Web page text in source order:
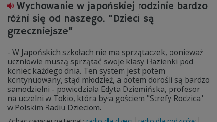
Wychowanie w japońskiej rodzinie bardzo
różni się od naszego. "Dzieci są
grzeczniejsze"
- W Japońskich szkołach nie ma sprzątaczek, ponieważ
uczniowie muszą sprzątać swoje klasy i łazienki pod
koniec każdego dnia. Ten system jest potem
kontynuowany, stąd młodzież, a potem dorośli są bardzo
samodzielni - powiedziała Edyta Dziemińska, profesor
na uczelni w Tokio, która była gościem "Strefy Rodzica"
w Polskim Radiu Dzieciom.